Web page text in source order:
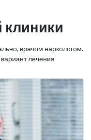
клиники
врачом наркологом.
лечения